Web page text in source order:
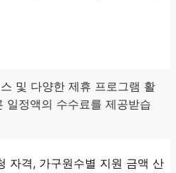
및 다양한 제휴 프로그램 활
일정액의 수수료를 제공받습
자격, 가구원수별 지원 금액 산